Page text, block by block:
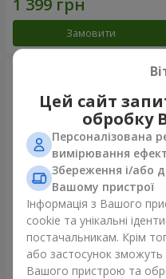
Замовити
Букет кущових троянд
1 954 грн
Цей сайт
обробку
Персоналізована
вимірювання
Збереження і/або
Вашому пристрої
Інформація з Вашого
cookie та унікальні
постачальникам. Крім
або застосунок зможуть
Вашого пристрою та